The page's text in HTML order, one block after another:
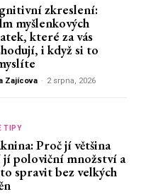
zkreslení:
myšlenkových
které za vás
i když si to
Zajícova - 2 srpna, 2026
TIPY
Proč jí většina
poloviční množství a
spravit bez velkých